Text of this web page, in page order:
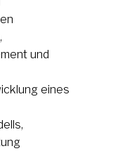
und
eines